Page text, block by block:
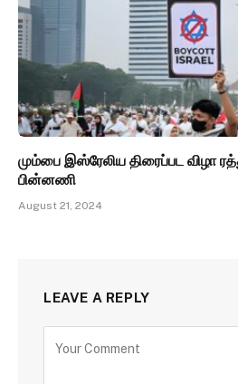
மும்பை இஸ்ரேலிய திரைப்பட விழா
பின்னணி
August 21, 2024
LEAVE A REPLY